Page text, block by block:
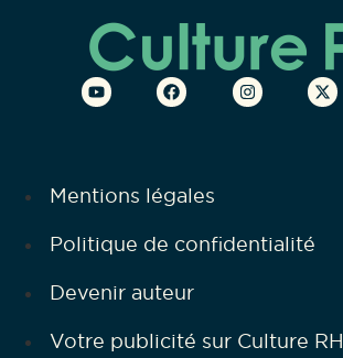
Mentions légales
Politique de confidentialité
Devenir auteur
Votre publicité sur Culture RH